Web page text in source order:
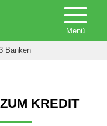
Banken
KREDIT